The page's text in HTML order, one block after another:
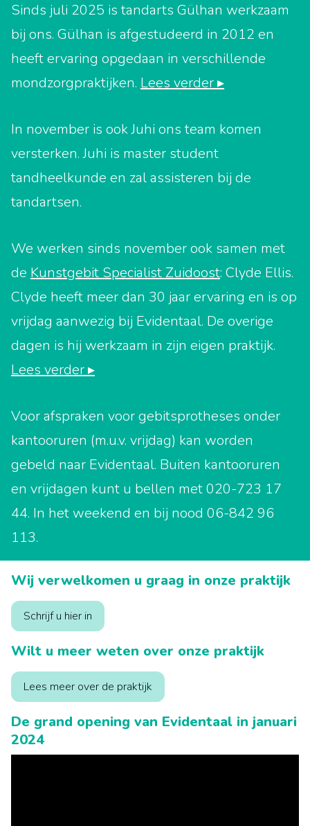
Sinds juli 2025 is tandarts Gülhan werkzaam
bij ons. Gülhan is afgestudeerd in 2012 en
heeft ervaring opgedaan in verschillende
mondzorgpraktijken. Lees verder ▸
In november is ook Juhi ons team komen
versterken. Juhi is master student
tandheelkunde en zal assisteren bij de
tandartsen.
We werken sinds november ook samen met
de Kunstgebit Specialist Zuidoost: Clyde Ellis.
Clyde heeft meer dan 30 jaar ervaring en is op
vrijdag aanwezig bij Evidentaal. De overige
dagen is hij werkzaam in zijn eigen praktijk.
Lees verder ▸
Voor afspraken voor gebitsprotheses onder
kantooruren (m.u.v. vrijdag) kan worden
gebeld naar Evidentaal. Buiten kantooruren
en vrijdagen kunt u bellen met 020-723 17
44. In het weekend en bij nood 06-842 96
113.
Wij verwelkomen u graag in onze praktijk
Schrijf u hier in
Wilt u meer weten over onze praktijk
Lees meer over de praktijk
De grand opening van Evidentaal in januari
2024